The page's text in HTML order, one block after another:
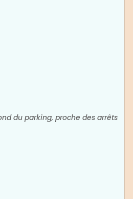
du parking, proche des arrêts